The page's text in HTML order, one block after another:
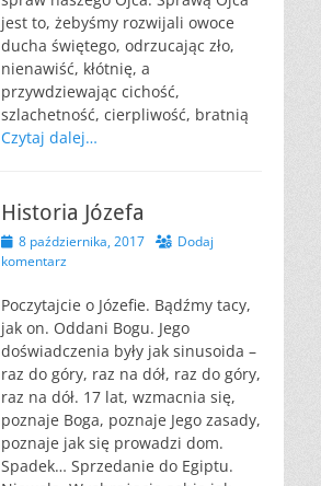
jest to, żebyśmy rozwijali owoce
ducha świętego, odrzucając zło,
nienawiść, kłótnię, a
przywdziewając cichość,
szlachetność, cierpliwość, bratnią
Czytaj dalej…
Historia Józefa
Opublikowano
8 października, 2017
Dodaj
komentarz
Poczytajcie o Józefie. Bądźmy tacy,
jak on. Oddani Bogu. Jego
doświadczenia były jak sinusoida –
raz do góry, raz na dół, raz do góry,
raz na dół. 17 lat, wzmacnia się,
poznaje Boga, poznaje Jego zasady,
poznaje jak się prowadzi dom.
Spadek… Sprzedanie do Egiptu.